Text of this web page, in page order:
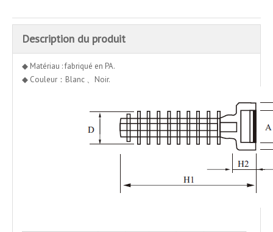
Description du produit
◆ Matériau : fabriqué en PA.
◆ Couleur：Blanc 、Noir.